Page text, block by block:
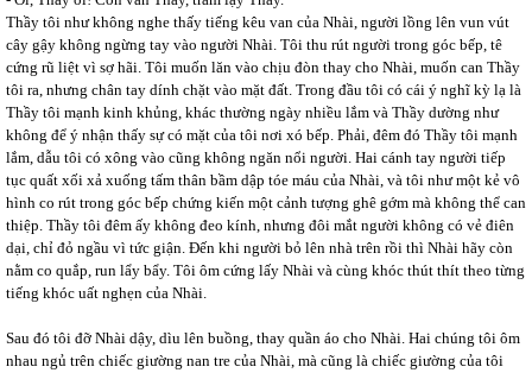
Thầy tôi như không nghe thấy tiếng kêu van của Nhài, người lồng lên vun vút
cây gậy không ngừng tay vào người Nhài. Tôi thu rút người trong góc bếp, tê
cứng rũ liệt vì sợ hãi. Tôi muốn lăn vào chịu đòn thay cho Nhài, muốn can Thầy
tôi ra, nhưng chân tay dính chặt vào mặt đất. Trong đầu tôi có cái ý nghĩ kỳ lạ là
Thầy tôi mạnh kinh khủng, khác thường ngày nhiều lắm và Thầy dường như
không để ý nhận thấy sự có mặt của tôi nơi xó bếp. Phải, đêm đó Thầy tôi mạnh
lắm, dẫu tôi có xông vào cũng không ngăn nổi người. Hai cánh tay người tiếp
tục quất xối xả xuống tấm thân bầm dập tóe máu của Nhài, và tôi như một kẻ vô
hình co rút trong góc bếp chứng kiến một cảnh tượng ghê gớm mà không thể can
thiệp. Thầy tôi đêm ấy không đeo kính, nhưng đôi mắt người không có vẻ điên
dại, chỉ đỏ ngầu vì tức giận. Đến khi người bỏ lên nhà trên rồi thì Nhài hãy còn
nằm co quắp, run lẩy bẩy. Tôi ôm cứng lấy Nhài và cùng khóc thút thít theo từng
tiếng khóc uất nghẹn của Nhài.
Sau đó tôi đỡ Nhài dậy, dìu lên buồng, thay quần áo cho Nhài. Hai chúng tôi ôm
nhau ngủ trên chiếc giường nan tre của Nhài, mà cũng là chiếc giường của tôi